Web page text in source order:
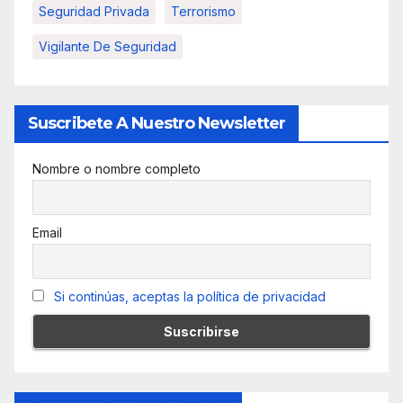
Seguridad Privada Terrorismo
Vigilante De Seguridad
Suscribete A Nuestro Newsletter
Nombre o nombre completo
Email
Si continúas, aceptas la política de privacidad